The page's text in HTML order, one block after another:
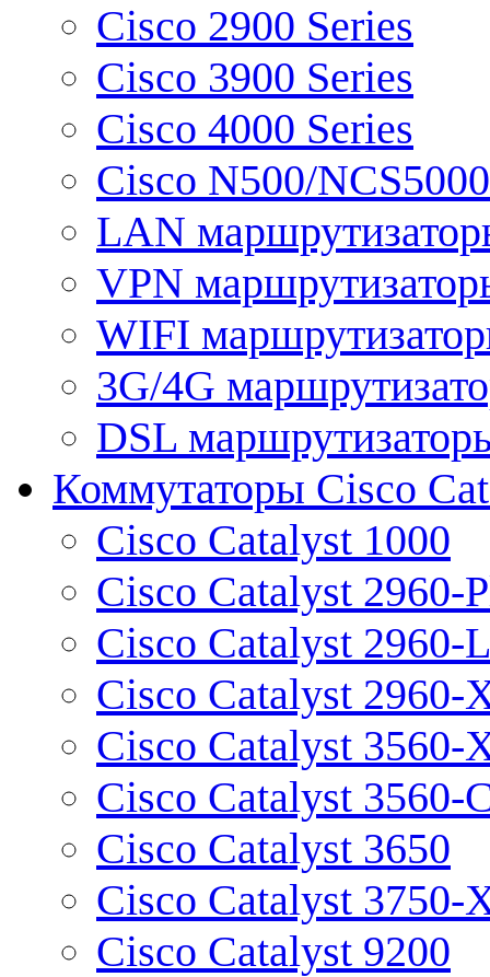
Cisco 2900 Series
Cisco 3900 Series
Cisco 4000 Series
Cisco N500/
LAN
VPN
WIFI
3G/4G
DSL
Коммутаторы Cisco
Cisco Catalyst 1000
Cisco Catalyst 2960-
Cisco Catalyst 2960-L
Cisco Catalyst 2960-
Cisco Catalyst 3560-
Cisco Catalyst 3560-
Cisco Catalyst 3650
Cisco Catalyst 3750-
Cisco Catalyst 9200